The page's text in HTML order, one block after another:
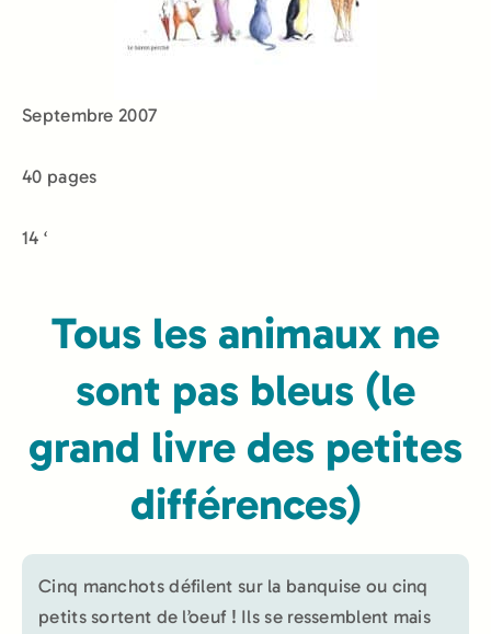
Septembre 2007
40 pages
14 ‘
Tous les animaux ne
sont pas bleus (le
grand livre des petites
différences)
Cinq manchots défilent sur la banquise ou cinq
petits sortent de l’oeuf ! Ils se ressemblent mais